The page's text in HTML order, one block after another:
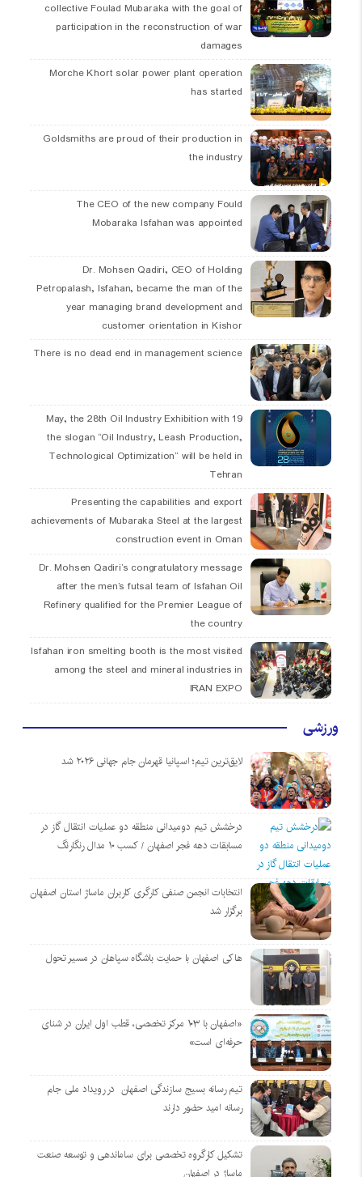
collective Foulad Mubaraka with the goal of
participation in the reconstruction of war
damages
Morche Khort solar power plant operation
has started
Goldsmiths are proud of their production in
the industry
The CEO of the new company Fould
Mobaraka Isfahan was appointed
Dr. Mohsen Qadiri, CEO of Holding
Petropalash, Isfahan, became the man of the
year managing brand development and
customer orientation in Kishor
There is no dead end in management science
19 May, the 28th Oil Industry Exhibition with
the slogan “Oil Industry, Leash Production,
Technological Optimization” will be held in
Tehran
Presenting the capabilities and export
achievements of Mubaraka Steel at the largest
construction event in Oman
Dr. Mohsen Qadiri’s congratulatory message
after the men’s futsal team of Isfahan Oil
Refinery qualified for the Premier League of
the country
Isfahan iron smelting booth is the most visited
among the steel and mineral industries in
IRAN EXPO
ورزشی
لایق‌ترین تیم؛ اسپانیا قهرمان جام جهانی ۲۰۲۶ شد
درخشش تیم دومیدانی منطقه دو عملیات انتقال گاز در
مسابقات دهه فجر اصفهان / کسب ۱۰ مدال رنگارنگ
انتخابات انجمن صنفی کارگری کاربران ماساژ استان اصفهان
برگزار شد
هاکی اصفهان با حمایت باشگاه سپاهان در مسیر تحول
«اصفهان با ۱۰۳ مرکز تخصصی، قطب اول ایران در شنای
حرفه‌ای است»
تیم رسانه بسیج سازندگی اصفهان در رویداد ملی جام
رسانه امید حضور دارند
تشکیل کارگروه تخصصی برای ساماندهی و توسعه صنعت
ماساژ در اصفهان